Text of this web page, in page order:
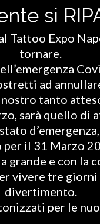
si
Tattoo Expo
tornare.
ad
tanto
sarà quello di
per il 31 Marzo
grande e con la
vivere tre
divertimento.
per le